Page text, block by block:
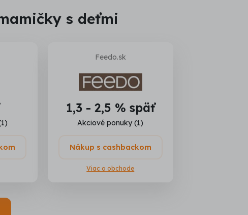
s deťmi
Feedo.sk
1,3 - 2,5 % späť
Akciové ponuky (1)
Nákup s cashbackom
Viac o obchode